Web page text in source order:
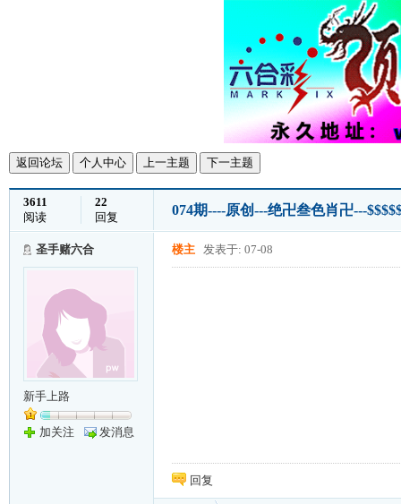
返回论坛 个人中心 上一主题 下一主题
3611
阅读
22
回复
074期----原创---绝卍叁色肖卍---
圣手赌六合
新手上路
加关注 发消息
楼主 发表于: 07-08
回复